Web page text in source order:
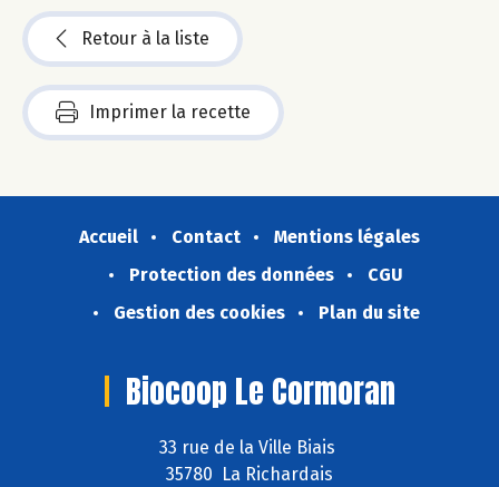
Retour à la liste
Imprimer la recette
Accueil Contact
Mentions légales
Protection des données
CGU
Gestion des cookies
Plan du site
Biocoop Le Cormoran
33 rue de la Ville Biais
35780 La Richardais